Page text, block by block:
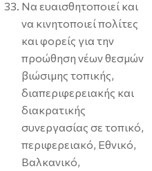
Να ευαισθητοποιεί και
να κινητοποιεί πολίτες
και φορείς για την
προώθηση νέων θεσμών
βιώσιμης τοπικής,
διαπεριφερειακής και
διακρατικής
συνεργασίας σε τοπικό,
περιφερειακό, Εθνικό,
Βαλκανικό,